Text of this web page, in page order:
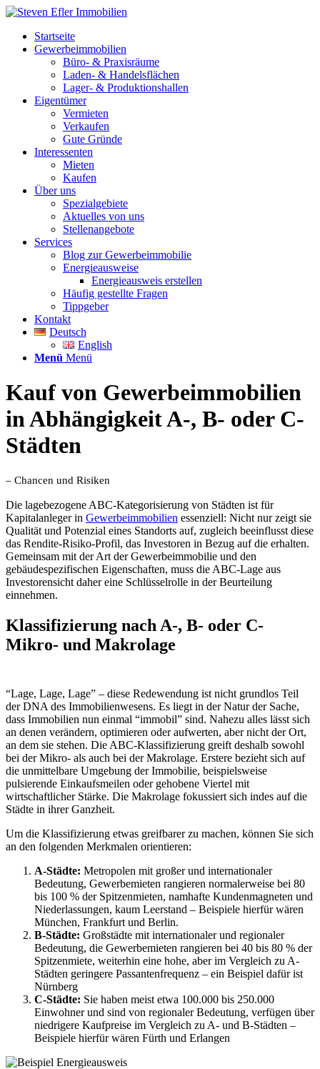
Startseite
Gewerbeimmobilien
Büro- & Praxisräume
Laden- & Handelsflächen
Lager- & Produktionshallen
Eigentümer
Vermieten
Verkaufen
Gute Gründe
Interessenten
Mieten
Kaufen
Über uns
Spezialgebiete
Aktuelles von uns
Stellenangebote
Services
Blog zur Gewerbeimmobilie
Energieausweise
Energieausweis erstellen
Häufig gestellte Fragen
Tippgeber
Kontakt
Deutsch
English
Menü Menü
Kauf von Gewerbeimmobilien
in Abhängigkeit A-, B- oder C-
Städten
– Chancen und Risiken
Die lagebezogene ABC-Kategorisierung von Städten ist für
Kapitalanleger in Gewerbeimmobilien essenziell: Nicht nur zeigt sie
Qualität und Potenzial eines Standorts auf, zugleich beeinflusst diese
das Rendite-Risiko-Profil, das Investoren in Bezug auf die erhalten.
Gemeinsam mit der Art der Gewerbeimmobilie und den
gebäudespezifischen Eigenschaften, muss die ABC-Lage aus
Investorensicht daher eine Schlüsselrolle in der Beurteilung
einnehmen.
Klassifizierung nach A-, B- oder C-
Mikro- und Makrolage
“Lage, Lage, Lage” – diese Redewendung ist nicht grundlos Teil
der DNA des Immobilienwesens. Es liegt in der Natur der Sache,
dass Immobilien nun einmal “immobil” sind. Nahezu alles lässt sich
an denen verändern, optimieren oder aufwerten, aber nicht der Ort,
an dem sie stehen. Die ABC-Klassifizierung greift deshalb sowohl
bei der Mikro- als auch bei der Makrolage. Erstere bezieht sich auf
die unmittelbare Umgebung der Immobilie, beispielsweise
pulsierende Einkaufsmeilen oder gehobene Viertel mit
wirtschaftlicher Stärke. Die Makrolage fokussiert sich indes auf die
Städte in ihrer Ganzheit.
Um die Klassifizierung etwas greifbarer zu machen, können Sie sich
an den folgenden Merkmalen orientieren:
A-Städte: Metropolen mit großer und internationaler
Bedeutung, Gewerbemieten rangieren normalerweise bei 80
bis 100 % der Spitzenmieten, namhafte Kundenmagneten und
Niederlassungen, kaum Leerstand – Beispiele hierfür wären
München, Frankfurt und Berlin.
B-Städte: Großstädte mit internationaler und regionaler
Bedeutung, die Gewerbemieten rangieren bei 40 bis 80 % der
Spitzenmiete, weiterhin eine hohe, aber im Vergleich zu A-
Städten geringere Passantenfrequenz – ein Beispiel dafür ist
Nürnberg
C-Städte: Sie haben meist etwa 100.000 bis 250.000
Einwohner und sind von regionaler Bedeutung, verfügen über
niedrigere Kaufpreise im Vergleich zu A- und B-Städten –
Beispiele hierfür wären Fürth und Erlangen